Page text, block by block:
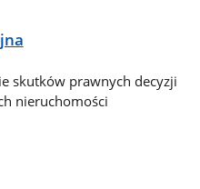
skutków prawnych decyzji
nieruchomości